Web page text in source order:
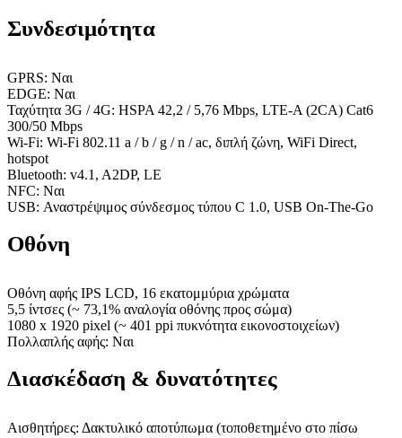
Συνδεσιμότητα
GPRS: Ναι
EDGE: Ναι
Ταχύτητα 3G / 4G: HSPA 42,2 / 5,76 Mbps, LTE-A (2CA) Cat6
300/50 Mbps
Wi-Fi: Wi-Fi 802.11 a / b / g / n / ac, διπλή ζώνη, WiFi Direct,
hotspot
Bluetooth: v4.1, A2DP, LE
NFC: Ναι
USB: Αναστρέψιμος σύνδεσμος τύπου C 1.0, USB On-The-Go
Οθόνη
Οθόνη αφής IPS LCD, 16 εκατομμύρια χρώματα
5,5 ίντσες (~ 73,1% αναλογία οθόνης προς σώμα)
1080 x 1920 pixel (~ 401 ppi πυκνότητα εικονοστοιχείων)
Πολλαπλής αφής: Ναι
Διασκέδαση & δυνατότητες
Αισθητήρες: Δακτυλικό αποτύπωμα (τοποθετημένο στο πίσω